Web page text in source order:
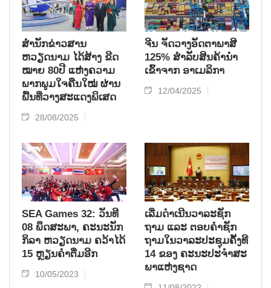
ສຳນັກຂ່າວສານ
ຫວຽດນາມ ໄດ້ສ້າງ ຂີດ
ໝາຍ 80ປີ ແຫ່ງຄວາມ
ພາກພູມໃຈຄືນໃໝ່ ຜ່ານ
ພື້ນທີ່ວາງສະແດງພິເສດ
28/08/2025
ຈີນ ຈັດວາງອັດຕາພາສີ
125% ສຳລັບສິນຄ້ານຳ
ເຂົ້າຈາກ ອາເມລິກາ
12/04/2025
SEA Games 32: ວັນທີ
08 ພຶດສະພາ, ຄະນະນັກ
ກິລາ ຫວຽດນາມ ຄວ້າໄດ້
15 ຫຼຽນຄຳຕື່ມອີກ
10/05/2023
ເລີ່ມ​ດຳ​ເນີນ​ວາ​ລະ​ຊັກ​
ຖາມ ແລະ ຕອບ​ຄຳ​ຊັກ​
ຖາມ​ໃນ​ວາ​ລະ​ປະ​ຊຸມ​ຄັ້ງ​ທີ
14 ຂອງ ຄະ​ນະ​ປະ​ຈຳ​ສະ​
ພາ​ແຫ່ງ​ຊາດ